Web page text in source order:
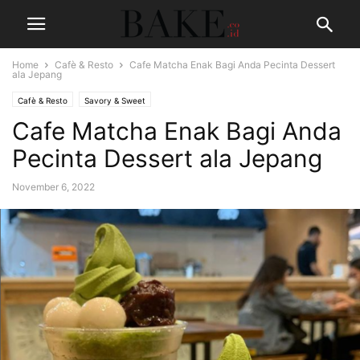
Home Cafè & Resto
Cafe Matcha Enak Bagi Anda Pecinta Dessert
ala Jepang
Cafè & Resto Savory & Sweet
Cafe Matcha Enak Bagi Anda
Pecinta Dessert ala Jepang
November 6, 2022